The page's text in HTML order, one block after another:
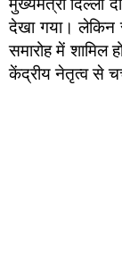
मुख्यमंत्री दिल्ली
देखा गया। लेकिन
समारोह में
केंद्रीय नेतृत्व से